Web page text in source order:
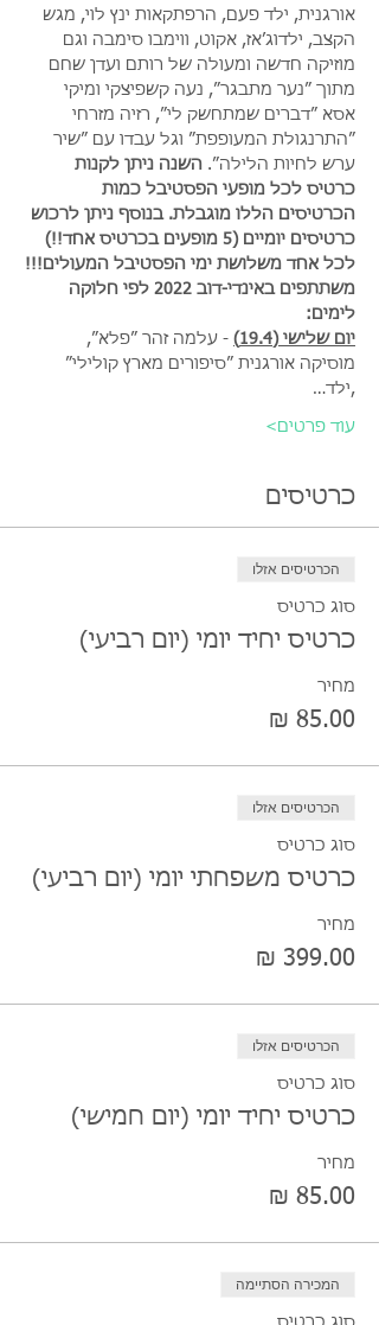
אורגנית, ילד פעם, הרפתקאות ינץ לוי, מגש
הקצב, ילדוג׳אז, אקוט, ווימבו סימבה וגם
מוזיקה חדשה ומעולה של רותם ועדן שחם
מתוך ״נער מתבגר״, נעה קשפיצקי ומיקי
אסא ״דברים שמתחשק לי״, רזיה מזרחי
״התרנגולת המעופפת״ וגל עבדו עם ״שיר
ערש לחיות הלילה״. השנה ניתן לקנות
כרטיס לכל מופעי הפסטיבל כמות
הכרטיסים הללו מוגבלת. בנוסף ניתן לרכוש
כרטיסים יומיים (5 מופעים בכרטיס אחד!!)
לכל אחד משלושת ימי הפסטיבל המעולים!!!
משתתפים באינדי-דוב 2022 לפי חלוקה
לימים:
יום שלישי (19.4)
- עלמה זהר ״פלא״,
מוסיקה אורגנית ״סיפורים מארץ קולילי״
,ילד…
עוד פרטים>
כרטיסים
הכרטיסים אזלו
סוג כרטיס
כרטיס יחיד יומי (יום רביעי)
מחיר
הכרטיסים אזלו
סוג כרטיס
כרטיס משפחתי יומי (יום רביעי)
מחיר
הכרטיסים אזלו
סוג כרטיס
כרטיס יחיד יומי (יום חמישי)
מחיר
המכירה הסתיימה